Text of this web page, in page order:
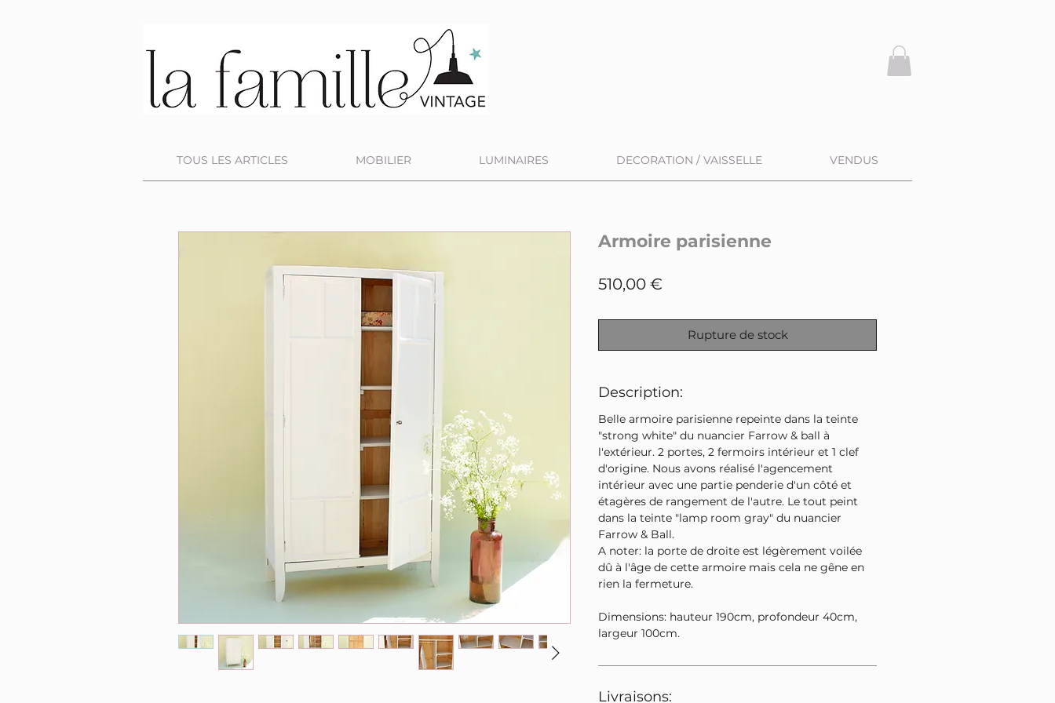
TOUS LES ARTICLES MOBILIER LUMINAIRES DECORATION / VAISSELLE VENDUS
Armoire parisienne
510,00 €
Rupture de stock
Description:
Belle armoire parisienne repeinte dans la teinte
"strong white" du nuancier Farrow & ball à
l'extérieur. 2 portes, 2 fermoirs intérieur et 1 clef
d'origine. Nous avons réalisé l'agencement
intérieur avec une partie penderie d'un côté et
étagères de rangement de l'autre. Le tout peint
dans la teinte "lamp room gray" du nuancier
Farrow & Ball.
A noter: la porte de droite est légèrement voilée
dû à l'âge de cette armoire mais cela ne gêne en
rien la fermeture.
Dimensions: hauteur 190cm, profondeur 40cm,
largeur 100cm.
Livraisons: